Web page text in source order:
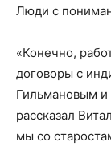
Люди с
«Конечно,
договоры с
Гильмановым и
рассказал
мы со